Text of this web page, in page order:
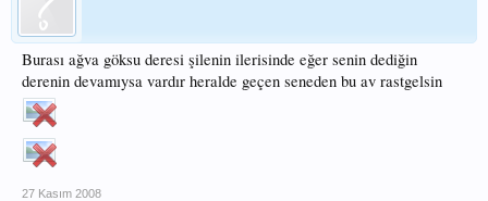
Burası ağva göksu deresi şilenin ilerisinde eğer senin dediğin
derenin devamıysa vardır heralde geçen seneden bu av rastgelsin
27 Kasım 2008